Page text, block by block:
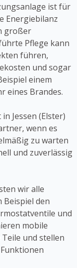
ist für
Energiebilanz
großer
Pflege kann
führen,
und sogar
einem
eines Brandes.
Jessen (Elster)
wenn es
zu warten
und zuverlässig
wir alle
Beispiel den
und
mobile
und stellen